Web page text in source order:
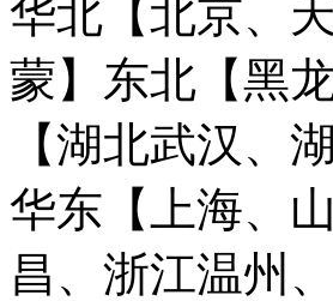
华北【北京、
蒙】 东北【黑
【湖北武汉、
华东【上海、
昌、浙江温州